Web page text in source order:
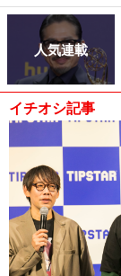
人気連載
イチオシ記事